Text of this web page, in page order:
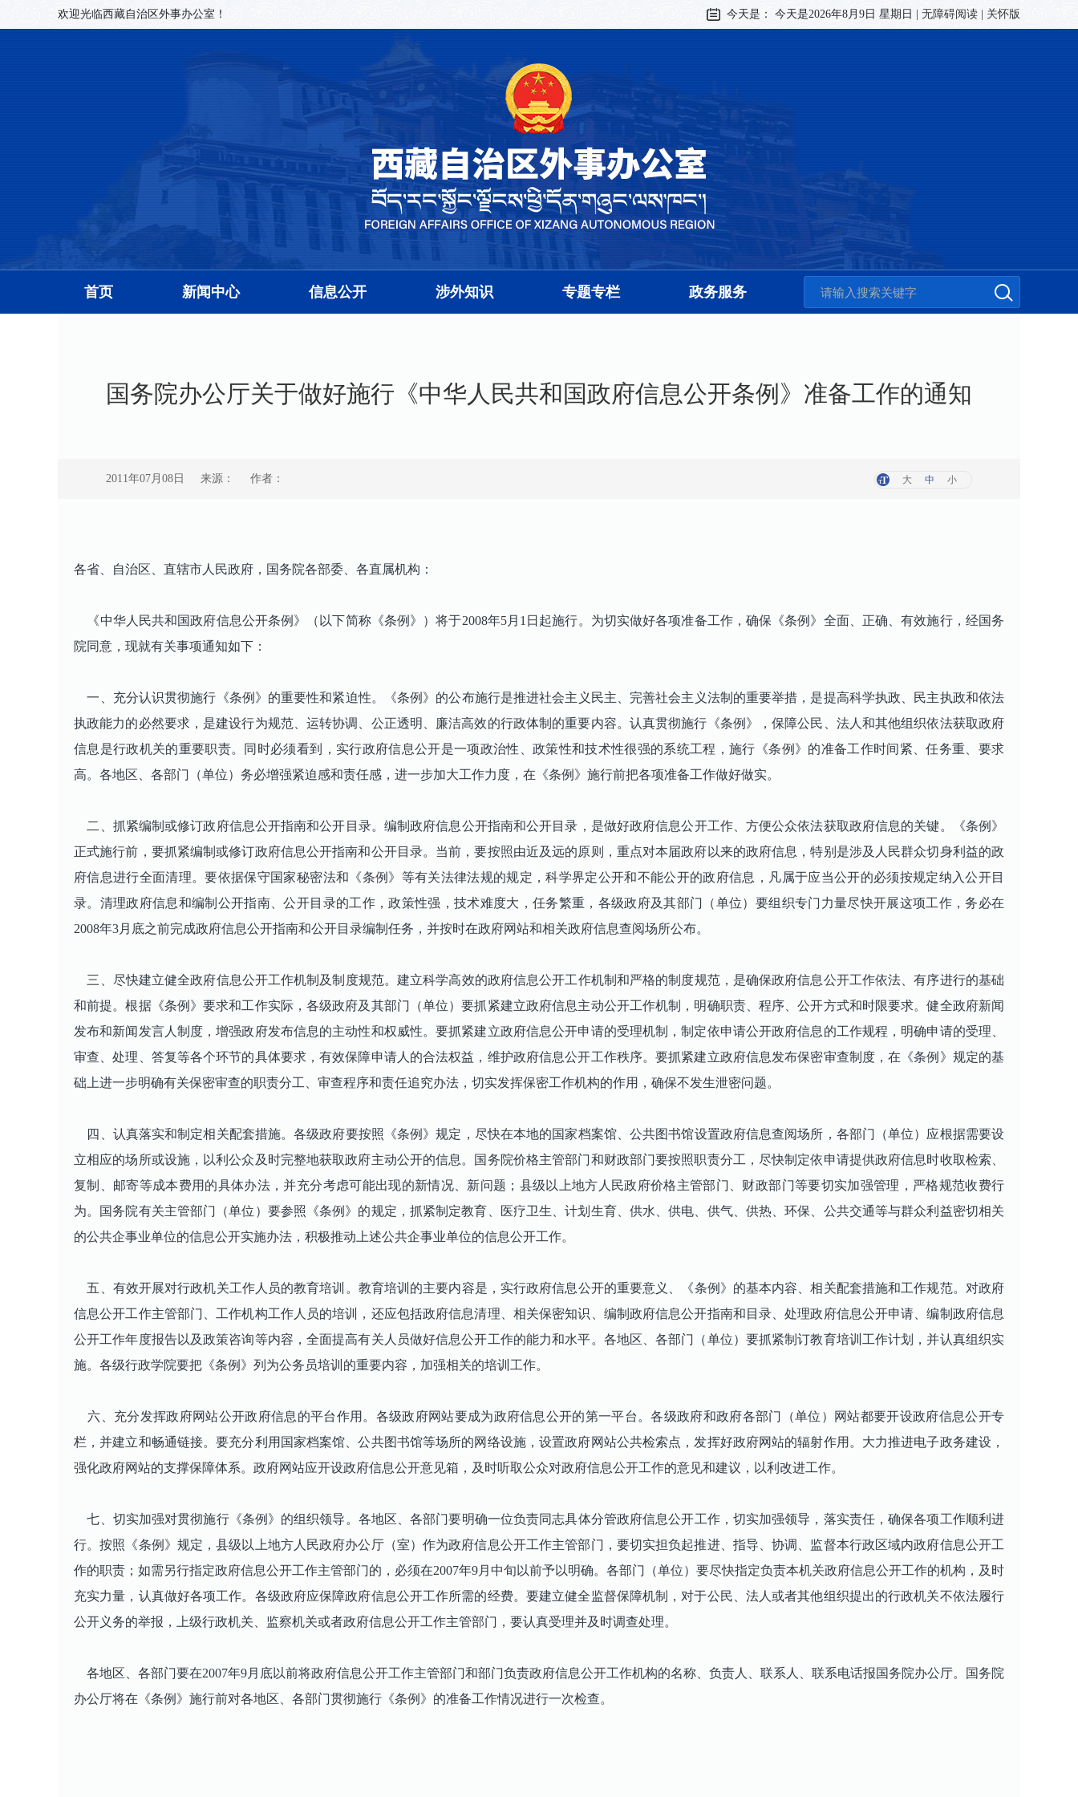
欢迎光临西藏自治区外事办公室！ 今天是： 今天是2026年8月9日 星期日 无障碍阅读 关怀版
首页 新闻中心 信息公开 涉外知识 专题专栏 政务服务
国务院办公厅关于做好施行《中华人民共和国政府信息公开条例》准备工作的通知
2011年07月08日 来源： 作者： 大 中 小
各省、自治区、直辖市人民政府，国务院各部委、各直属机构：
《中华人民共和国政府信息公开条例》（以下简称《条例》）将于2008年5月1日起施行。为切实做好各项准备工作，确保《条例》全面、正确、有效施行，经国务
院同意，现就有关事项通知如下：
一、充分认识贯彻施行《条例》的重要性和紧迫性。《条例》的公布施行是推进社会主义民主、完善社会主义法制的重要举措，是提高科学执政、民主执政和依法
执政能力的必然要求，是建设行为规范、运转协调、公正透明、廉洁高效的行政体制的重要内容。认真贯彻施行《条例》，保障公民、法人和其他组织依法获取政府
信息是行政机关的重要职责。同时必须看到，实行政府信息公开是一项政治性、政策性和技术性很强的系统工程，施行《条例》的准备工作时间紧、任务重、要求
高。各地区、各部门（单位）务必增强紧迫感和责任感，进一步加大工作力度，在《条例》施行前把各项准备工作做好做实。
二、抓紧编制或修订政府信息公开指南和公开目录。编制政府信息公开指南和公开目录，是做好政府信息公开工作、方便公众依法获取政府信息的关键。《条例》
正式施行前，要抓紧编制或修订政府信息公开指南和公开目录。当前，要按照由近及远的原则，重点对本届政府以来的政府信息，特别是涉及人民群众切身利益的政
府信息进行全面清理。要依据保守国家秘密法和《条例》等有关法律法规的规定，科学界定公开和不能公开的政府信息，凡属于应当公开的必须按规定纳入公开目
录。清理政府信息和编制公开指南、公开目录的工作，政策性强，技术难度大，任务繁重，各级政府及其部门（单位）要组织专门力量尽快开展这项工作，务必在
2008年3月底之前完成政府信息公开指南和公开目录编制任务，并按时在政府网站和相关政府信息查阅场所公布。
三、尽快建立健全政府信息公开工作机制及制度规范。建立科学高效的政府信息公开工作机制和严格的制度规范，是确保政府信息公开工作依法、有序进行的基础
和前提。根据《条例》要求和工作实际，各级政府及其部门（单位）要抓紧建立政府信息主动公开工作机制，明确职责、程序、公开方式和时限要求。健全政府新闻
发布和新闻发言人制度，增强政府发布信息的主动性和权威性。要抓紧建立政府信息公开申请的受理机制，制定依申请公开政府信息的工作规程，明确申请的受理、
审查、处理、答复等各个环节的具体要求，有效保障申请人的合法权益，维护政府信息公开工作秩序。要抓紧建立政府信息发布保密审查制度，在《条例》规定的基
础上进一步明确有关保密审查的职责分工、审查程序和责任追究办法，切实发挥保密工作机构的作用，确保不发生泄密问题。
四、认真落实和制定相关配套措施。各级政府要按照《条例》规定，尽快在本地的国家档案馆、公共图书馆设置政府信息查阅场所，各部门（单位）应根据需要设
立相应的场所或设施，以利公众及时完整地获取政府主动公开的信息。国务院价格主管部门和财政部门要按照职责分工，尽快制定依申请提供政府信息时收取检索、
复制、邮寄等成本费用的具体办法，并充分考虑可能出现的新情况、新问题；县级以上地方人民政府价格主管部门、财政部门等要切实加强管理，严格规范收费行
为。国务院有关主管部门（单位）要参照《条例》的规定，抓紧制定教育、医疗卫生、计划生育、供水、供电、供气、供热、环保、公共交通等与群众利益密切相关
的公共企事业单位的信息公开实施办法，积极推动上述公共企事业单位的信息公开工作。
五、有效开展对行政机关工作人员的教育培训。教育培训的主要内容是，实行政府信息公开的重要意义、《条例》的基本内容、相关配套措施和工作规范。对政府
信息公开工作主管部门、工作机构工作人员的培训，还应包括政府信息清理、相关保密知识、编制政府信息公开指南和目录、处理政府信息公开申请、编制政府信息
公开工作年度报告以及政策咨询等内容，全面提高有关人员做好信息公开工作的能力和水平。各地区、各部门（单位）要抓紧制订教育培训工作计划，并认真组织实
施。各级行政学院要把《条例》列为公务员培训的重要内容，加强相关的培训工作。
六、充分发挥政府网站公开政府信息的平台作用。各级政府网站要成为政府信息公开的第一平台。各级政府和政府各部门（单位）网站都要开设政府信息公开专
栏，并建立和畅通链接。要充分利用国家档案馆、公共图书馆等场所的网络设施，设置政府网站公共检索点，发挥好政府网站的辐射作用。大力推进电子政务建设，
强化政府网站的支撑保障体系。政府网站应开设政府信息公开意见箱，及时听取公众对政府信息公开工作的意见和建议，以利改进工作。
七、切实加强对贯彻施行《条例》的组织领导。各地区、各部门要明确一位负责同志具体分管政府信息公开工作，切实加强领导，落实责任，确保各项工作顺利进
行。按照《条例》规定，县级以上地方人民政府办公厅（室）作为政府信息公开工作主管部门，要切实担负起推进、指导、协调、监督本行政区域内政府信息公开工
作的职责；如需另行指定政府信息公开工作主管部门的，必须在2007年9月中旬以前予以明确。各部门（单位）要尽快指定负责本机关政府信息公开工作的机构，及时
充实力量，认真做好各项工作。各级政府应保障政府信息公开工作所需的经费。要建立健全监督保障机制，对于公民、法人或者其他组织提出的行政机关不依法履行
公开义务的举报，上级行政机关、监察机关或者政府信息公开工作主管部门，要认真受理并及时调查处理。
各地区、各部门要在2007年9月底以前将政府信息公开工作主管部门和部门负责政府信息公开工作机构的名称、负责人、联系人、联系电话报国务院办公厅。国务院
办公厅将在《条例》施行前对各地区、各部门贯彻施行《条例》的准备工作情况进行一次检查。